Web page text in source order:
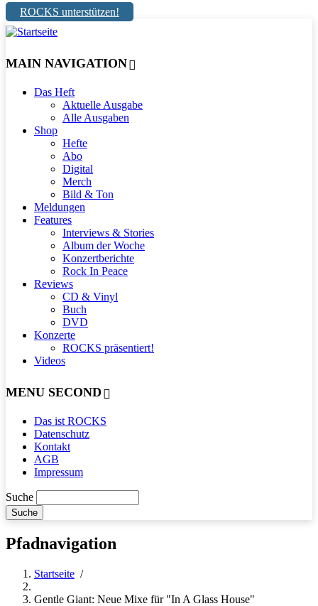
ROCKS unterstützen!
MAIN NAVIGATION
Das Heft
Aktuelle Ausgabe
Alle Ausgaben
Shop
Hefte
Abo
Digital
Merch
Bild & Ton
Meldungen
Features
Interviews & Stories
Album der Woche
Konzertberichte
Rock In Peace
Reviews
CD & Vinyl
Buch
DVD
Konzerte
ROCKS präsentiert!
Videos
MENU SECOND
Das ist ROCKS
Datenschutz
Kontakt
AGB
Impressum
Suche
Pfadnavigation
Startseite /
Gentle Giant: Neue Mixe für "In A Glass House"